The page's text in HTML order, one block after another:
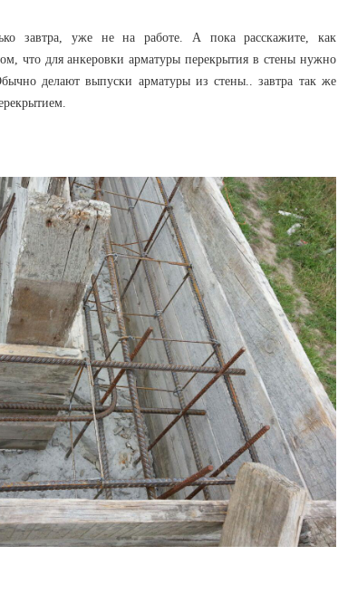
завтра, уже не на работе. А пока расскажите, как
что для анкеровки арматуры перекрытия в стены нужно
делают выпуски арматуры из стены.. завтра так же